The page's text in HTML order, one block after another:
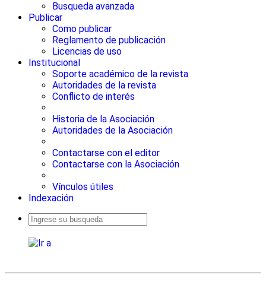
Busqueda avanzada
Publicar
Como publicar
Reglamento de publicación
Licencias de uso
Institucional
Soporte académico de la revista
Autoridades de la revista
Conflicto de interés
Historia de la Asociación
Autoridades de la Asociación
Contactarse con el editor
Contactarse con la Asociación
Vínculos útiles
Indexación